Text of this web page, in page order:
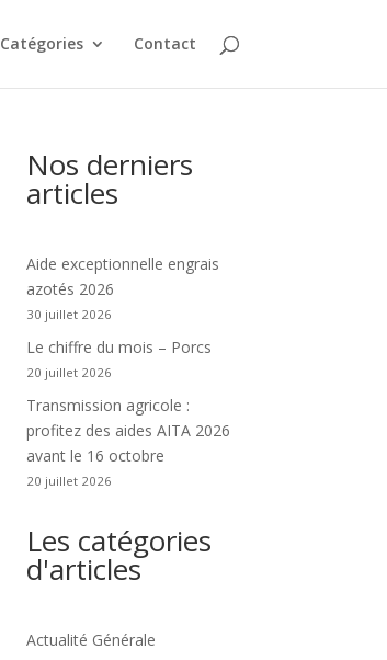
Catégories Contact
Nos derniers
articles
Aide exceptionnelle engrais
azotés 2026
30 juillet 2026
Le chiffre du mois – Porcs
20 juillet 2026
Transmission agricole :
profitez des aides AITA 2026
avant le 16 octobre
20 juillet 2026
Les catégories
d'articles
Actualité Générale